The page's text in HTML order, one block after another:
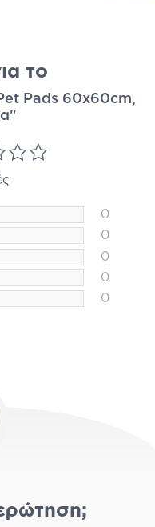
το
Pads 60x60cm,
0
0
0
0
0